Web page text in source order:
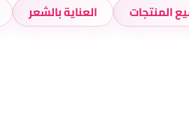
المنتجات العناية بالشعر